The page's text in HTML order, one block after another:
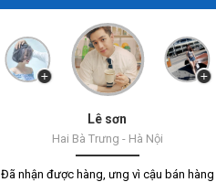
Lê sơn
Hai Bà Trưng - Hà Nội
Đã nhận được hàng, ưng vì cậu bán hàng
Trịnh Thị Thu Giang
Quân Minh
Tạ Cảnh
Hoàng Hải
Hàng nhập trực tiếp
Nguyễn Huyền